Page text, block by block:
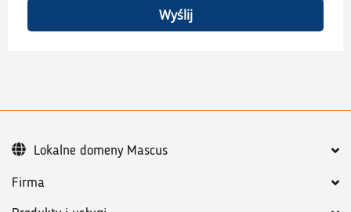
Wyślij
Firma
Lokalne domeny Mascus